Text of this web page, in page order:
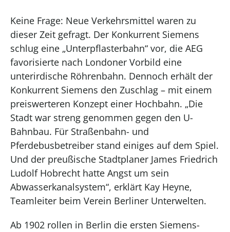
Keine Frage: Neue Verkehrsmittel waren zu
dieser Zeit gefragt. Der Konkurrent Siemens
schlug eine „Unterpflasterbahn“ vor, die AEG
favorisierte nach Londoner Vorbild eine
unterirdische Röhrenbahn. Dennoch erhält der
Konkurrent Siemens den Zuschlag – mit einem
preiswerteren Konzept einer Hochbahn. „Die
Stadt war streng genommen gegen den U-
Bahnbau. Für Straßenbahn- und
Pferdebusbetreiber stand einiges auf dem Spiel.
Und der preußische Stadtplaner James Friedrich
Ludolf Hobrecht hatte Angst um sein
Abwasserkanalsystem“, erklärt Kay Heyne,
Teamleiter beim Verein Berliner Unterwelten.
Ab 1902 rollen in Berlin die ersten Siemens-